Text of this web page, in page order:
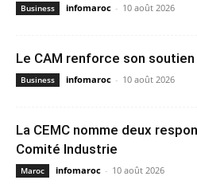
Business infomaroc - 10 août 2026
Le CAM renforce son
Business infomaroc - 10 août 2026
La CEMC nomme deux
Comité Industrie
Maroc infomaroc - 10 août 2026